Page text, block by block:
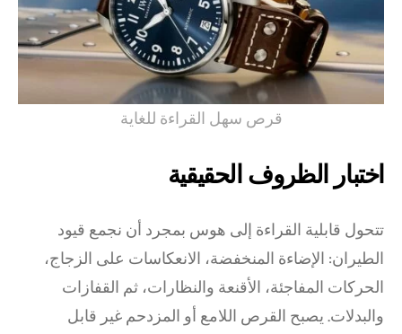
قرص سهل القراءة للغاية
اختبار الظروف الحقيقية
تتحول قابلية القراءة إلى هوس بمجرد أن نجمع قيود
الطيران: الإضاءة المنخفضة، الانعكاسات على الزجاج،
الحركات المفاجئة، الأقنعة والنظارات، ثم القفازات
والبدلات. يصبح القرص اللامع أو المزدحم غير قابل